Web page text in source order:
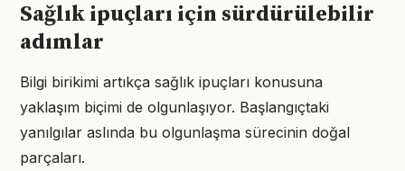
Sağlık ipuçları için sürdürülebilir
adımlar
Bilgi birikimi artıkça sağlık ipuçları konusuna
yaklaşım biçimi de olgunlaşıyor. Başlangıçtaki
yanılgılar aslında bu olgunlaşma sürecinin doğal
parçaları.